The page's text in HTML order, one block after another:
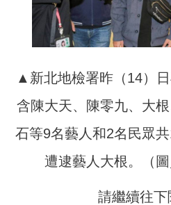
▲新北地檢署昨（14）
含陳大天、陳零九、大
石等9名藝人和2名民眾
遭逮藝人大根。（圖
請繼續往